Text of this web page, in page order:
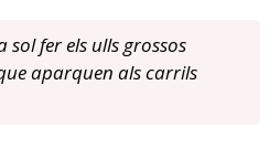
fer els ulls grossos
aparquen als carrils